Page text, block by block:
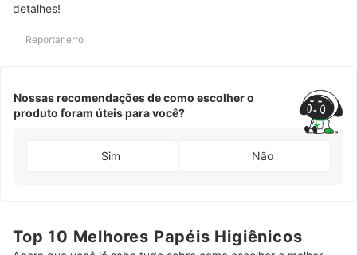
detalhes!
Reportar erro
Nossas recomendações de como escolher o
produto foram úteis para você?
Sim Não
Top 10 Melhores Papéis Higiênicos